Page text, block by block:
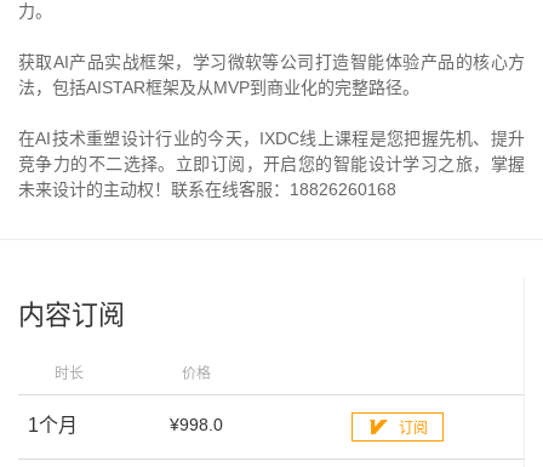
力。
获取AI产品实战框架，学习微软等公司打造智能体验产品的核心方
法，包括AISTAR框架及从MVP到商业化的完整路径。
在AI技术重塑设计行业的今天，IXDC线上课程是您把握先机、提升
竞争力的不二选择。立即订阅，开启您的智能设计学习之旅，掌握
未来设计的主动权！联系在线客服：18826260168
内容订阅
时长 价格
1个月 ¥998.0 订阅